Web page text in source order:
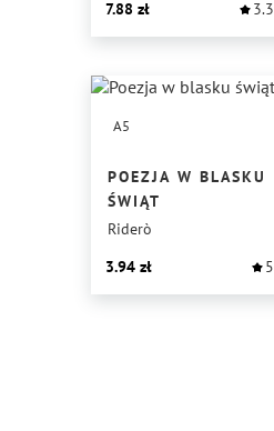
7.88 3.3
A5
POEZJA W BLASKU
ŚWIĄT
Riderò
3.94
5